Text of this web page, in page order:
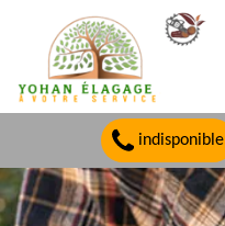
indisponible